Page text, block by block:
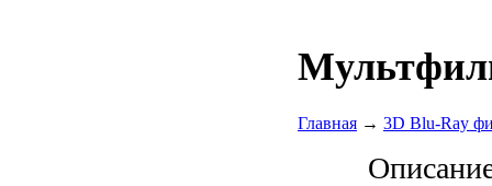
Главная → 3D Blu-Ray